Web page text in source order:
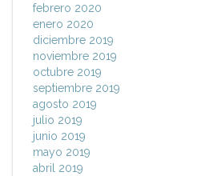
febrero 2020
enero 2020
diciembre 2019
noviembre 2019
octubre 2019
septiembre 2019
agosto 2019
julio 2019
junio 2019
mayo 2019
abril 2019